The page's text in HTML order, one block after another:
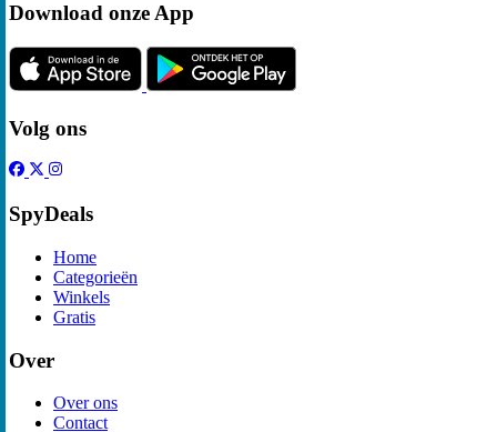
Download onze App
Volg ons
SpyDeals
Home
Categorieën
Winkels
Gratis
Over
Over ons
Contact